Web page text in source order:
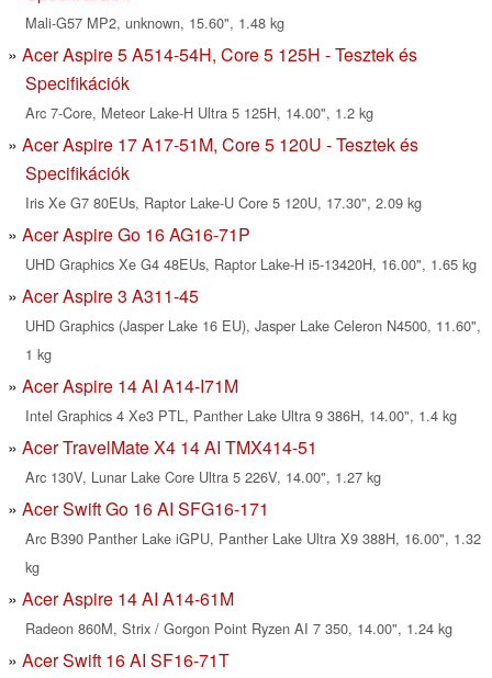
Mali-G57 MP2, unknown, 15.60", 1.48 kg
Acer Aspire 5 A514-54H, Core 5 125H - Tesztek és
Specifikációk
Arc 7-Core, Meteor Lake-H Ultra 5 125H, 14.00", 1.2 kg
Acer Aspire 17 A17-51M, Core 5 120U - Tesztek és
Specifikációk
Iris Xe G7 80EUs, Raptor Lake-U Core 5 120U, 17.30", 2.09 kg
Acer Aspire Go 16 AG16-71P
UHD Graphics Xe G4 48EUs, Raptor Lake-H i5-13420H, 16.00", 1.65 kg
Acer Aspire 3 A311-45
UHD Graphics (Jasper Lake 16 EU), Jasper Lake Celeron N4500, 11.60",
1 kg
Acer Aspire 14 AI A14-I71M
Intel Graphics 4 Xe3 PTL, Panther Lake Ultra 9 386H, 14.00", 1.4 kg
Acer TravelMate X4 14 AI TMX414-51
Arc 130V, Lunar Lake Core Ultra 5 226V, 14.00", 1.27 kg
Acer Swift Go 16 AI SFG16-171
Arc B390 Panther Lake iGPU, Panther Lake Ultra X9 388H, 16.00", 1.32
kg
Acer Aspire 14 AI A14-61M
Radeon 860M, Strix / Gorgon Point Ryzen AI 7 350, 14.00", 1.24 kg
Acer Swift 16 AI SF16-71T